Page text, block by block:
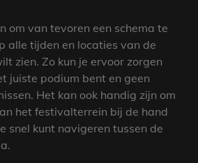
om van tevoren een schema te
alle tijden en locaties van de
zien. Zo kun je ervoor zorgen
juiste podium bent en geen
Het kan ook handig zijn om
het festivalterrein bij de hand
snel kunt navigeren tussen de